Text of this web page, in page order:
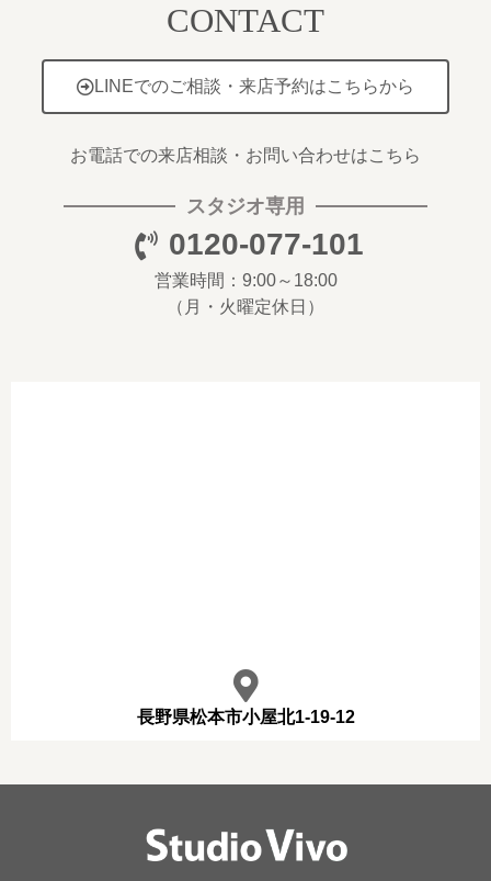
CONTACT
LINEでのご相談・来店予約はこちらから
お電話での来店相談・お問い合わせはこちら
スタジオ専用
0120-077-101
営業時間：9:00～18:00
（月・火曜定休日）
長野県松本市小屋北1-19-12